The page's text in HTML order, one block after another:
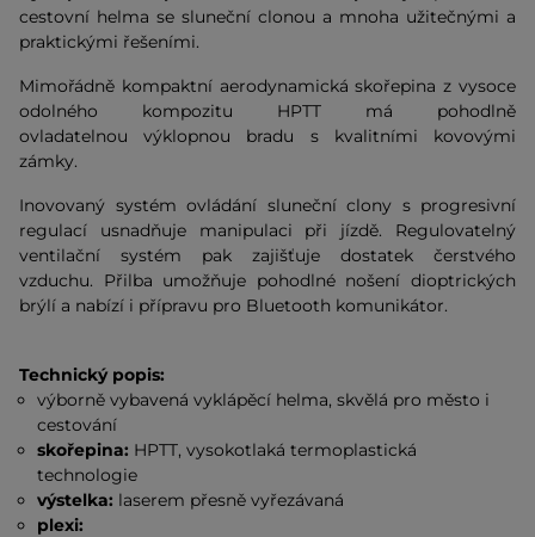
cestovní helma se sluneční clonou a mnoha užitečnými a
praktickými řešeními.
Mimořádně kompaktní aerodynamická skořepina z vysoce
odolného kompozitu HPTT má pohodlně
ovladatelnou výklopnou bradu s kvalitními kovovými
zámky.
Inovovaný systém ovládání sluneční clony s progresivní
regulací usnadňuje manipulaci při jízdě. Regulovatelný
ventilační systém pak zajišťuje dostatek čerstvého
vzduchu. Přilba umožňuje pohodlné nošení dioptrických
brýlí a nabízí i přípravu pro Bluetooth komunikátor.
Technický popis:
výborně vybavená vyklápěcí helma, skvělá pro město i
cestování
skořepina: HPTT, vysokotlaká termoplastická
technologie
výstelka: laserem přesně vyřezávaná
plexi: